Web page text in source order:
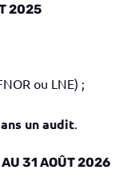
2025
ou LNE) ;
un audit
31 AOÛT 2026